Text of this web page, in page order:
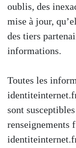
oublis, des
mise à jour,
des tiers
informations.
Toutes les
sont
renseignements